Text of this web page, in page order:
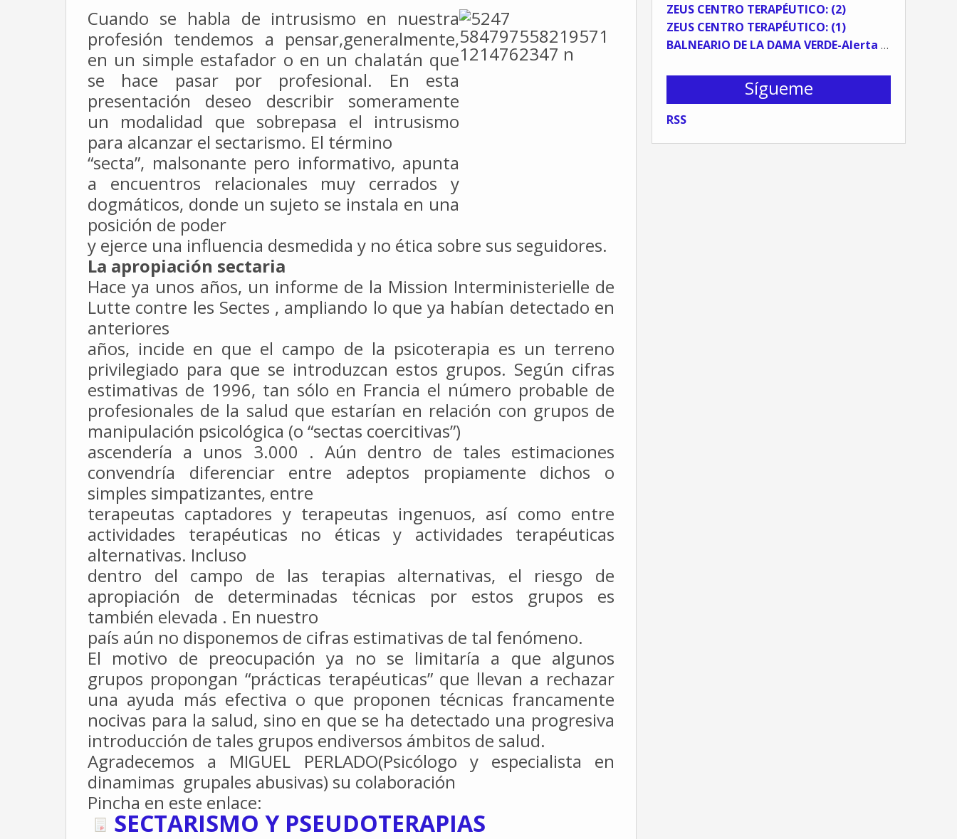
ZEUS CENTRO TERAPÉUTICO: (2)
ZEUS CENTRO TERAPÉUTICO: (1)
BALNEARIO DE LA DAMA VERDE-Alerta Preventiva (TESTIMONIO)
Sígueme
RSS
Cuando se habla de intrusismo en nuestra
profesión tendemos a pensar,generalmente,
en un simple estafador o en un chalatán que
se hace pasar por profesional. En esta
presentación deseo describir someramente
un modalidad que sobrepasa el intrusismo
para alcanzar el sectarismo. El término
“secta”, malsonante pero informativo, apunta
a encuentros relacionales muy cerrados y
dogmáticos, donde un sujeto se instala en una
posición de poder
y ejerce una influencia desmedida y no ética sobre sus seguidores.
La apropiación sectaria
Hace ya unos años, un informe de la Mission Interministerielle de
Lutte contre les Sectes , ampliando lo que ya habían detectado en
anteriores
años, incide en que el campo de la psicoterapia es un terreno
privilegiado para que se introduzcan estos grupos. Según cifras
estimativas de 1996, tan sólo en Francia el número probable de
profesionales de la salud que estarían en relación con grupos de
manipulación psicológica (o “sectas coercitivas”)
ascendería a unos 3.000 . Aún dentro de tales estimaciones
convendría diferenciar entre adeptos propiamente dichos o
simples simpatizantes, entre
terapeutas captadores y terapeutas ingenuos, así como entre
actividades terapéuticas no éticas y actividades terapéuticas
alternativas. Incluso
dentro del campo de las terapias alternativas, el riesgo de
apropiación de determinadas técnicas por estos grupos es
también elevada . En nuestro
país aún no disponemos de cifras estimativas de tal fenómeno.
El motivo de preocupación ya no se limitaría a que algunos
grupos propongan “prácticas terapéuticas” que llevan a rechazar
una ayuda más efectiva o que proponen técnicas francamente
nocivas para la salud, sino en que se ha detectado una progresiva
introducción de tales grupos endiversos ámbitos de salud.
Agradecemos a MIGUEL PERLADO(Psicólogo y especialista en
dinamimas grupales abusivas) su colaboración
Pincha en este enlace:
SECTARISMO Y PSEUDOTERAPIAS